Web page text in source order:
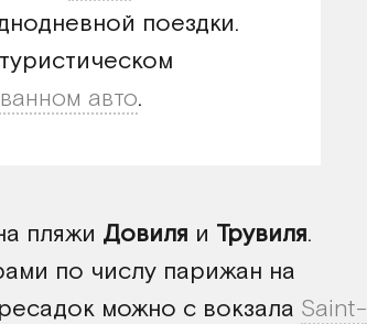
поездки.
авто.
пляжи Довиля и Трувиля.
по числу парижан на
можно с вокзала Saint-